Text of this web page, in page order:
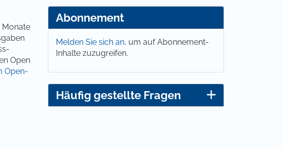
Monate
Open
Open-
Abonnement
Melden Sie sich an, um auf Abonnement-
Inhalte zuzugreifen.
Häufig gestellte Fragen